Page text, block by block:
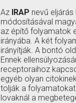
Az IRAP nevű
módosításával
az építő folyamatok
irányába. A két
irányítják. A bontó
Ennek
receptoraihoz
egyéb olyan
tolják a
lovaknál a